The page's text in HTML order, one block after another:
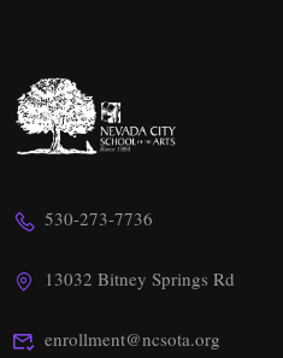
530-273-7736
13032 Bitney Springs Rd
enrollment@ncsota.org